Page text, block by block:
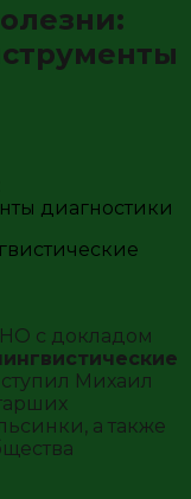
диагностики
с докладом
Михаил
а также